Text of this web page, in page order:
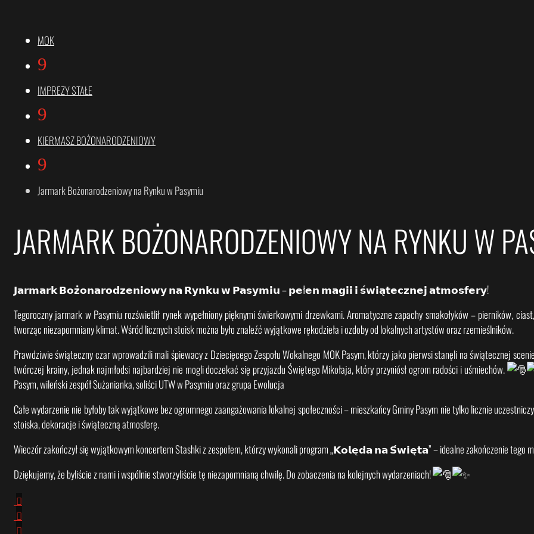
MOK
9
IMPREZY STAŁE
9
KIERMASZ BOŻONARODZENIOWY
9
Jarmark Bożonarodzeniowy na Rynku w Pasymiu
JARMARK BOŻONARODZENIOWY NA RYNKU W
𝗝𝗮𝗿𝗺𝗮𝗿𝗸 𝗕𝗼𝘇̇𝗼𝗻𝗮𝗿𝗼𝗱𝘇𝗲𝗻𝗶𝗼𝘄𝘆 𝗻𝗮 𝗥𝘆𝗻𝗸𝘂 𝘄 𝗣𝗮𝘀𝘆𝗺𝗶𝘂 – 𝗽𝗲ł𝗲𝗻 𝗺𝗮𝗴𝗶𝗶 𝗶 𝘀́𝘄𝗶𝗮̨𝘁𝗲𝗰𝘇𝗻𝗲𝗷 𝗮𝘁𝗺𝗼𝘀𝗳𝗲𝗿𝘆!
Tegoroczny jarmark w Pasymiu rozświetlił rynek wypełniony pięknymi świerkowymi drzewkami. Aromatyczne zapachy smakołyków – pierników,
tworząc niezapomniany klimat. Wśród licznych stoisk można było znaleźć wyjątkowe rękodzieła i ozdoby od lokalnych artystów oraz rzemieślników.
Prawdziwie świąteczny czar wprowadzili mali śpiewacy z Dziecięcego Zespołu Wokalnego MOK Pasym, którzy jako pierwsi stanęli na świątecznej
twórczej krainy, jednak najmłodsi najbardziej nie mogli doczekać się przyjazdu Świętego Mikołaja, który przyniósł ogrom radości i uśmiechów.
Pasym, wileński zespół Sużanianka, soliści UTW w Pasymiu oraz grupa Ewolucja
Całe wydarzenie nie byłoby tak wyjątkowe bez ogromnego zaangażowania lokalnej społeczności – mieszkańcy Gminy Pasym nie tylko licznie
stoiska, dekoracje i świąteczną atmosferę.
Wieczór zakończył się wyjątkowym koncertem Stashki z zespołem, którzy wykonali program „𝗞𝗼𝗹𝗲̨𝗱𝗮 𝗻𝗮 𝗦́𝘄𝗶𝗲̨𝘁𝗮” – idealne zakończenie tego
Dziękujemy, że byliście z nami i wspólnie stworzyliście tę niezapomnianą chwilę. Do zobaczenia na kolejnych wydarzeniach!